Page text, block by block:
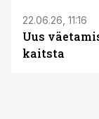
22.06.26, 11:16
Uus
kaitsta